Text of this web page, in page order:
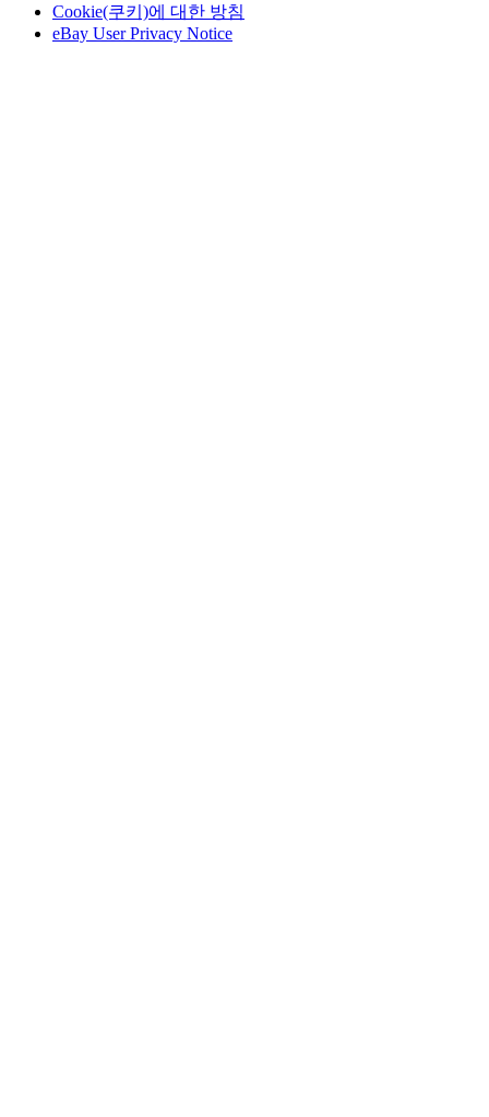
Cookie(쿠키)에 대한 방침
eBay User Privacy Notice